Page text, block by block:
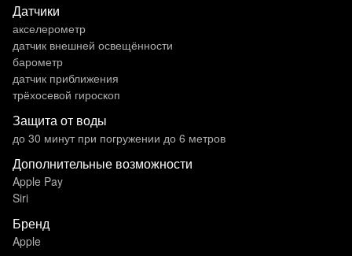
Датчики
акселерометр
датчик внешней освещённости
барометр
датчик приближения
трёхосевой гироскоп
Защита от воды
до 30 минут при погружении до 6 метров
Дополнительные возможности
Apple Pay
Siri
Бренд
Apple